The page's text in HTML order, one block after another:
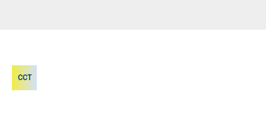
CCT